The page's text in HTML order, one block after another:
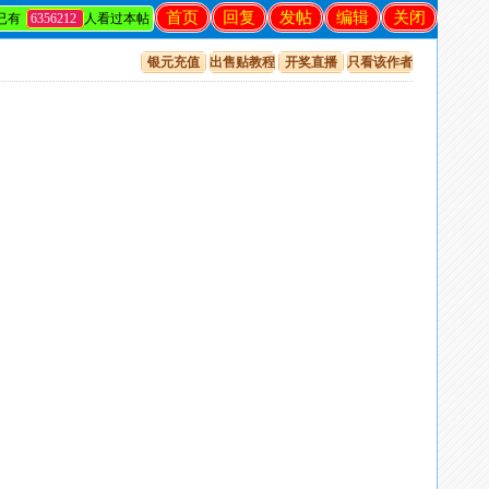
关闭
编辑
发帖
回复
首页
有 6356212 人看过本帖
银元充值 出售贴教程 开奖直播 只看该作者